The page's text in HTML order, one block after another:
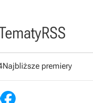
RSS
Najbliższe premiery